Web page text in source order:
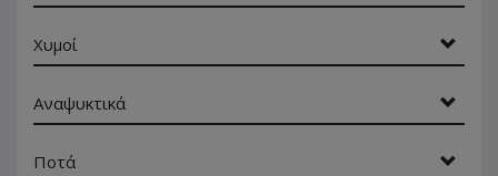
Χυμοί
Αναψυκτικά
Ποτά